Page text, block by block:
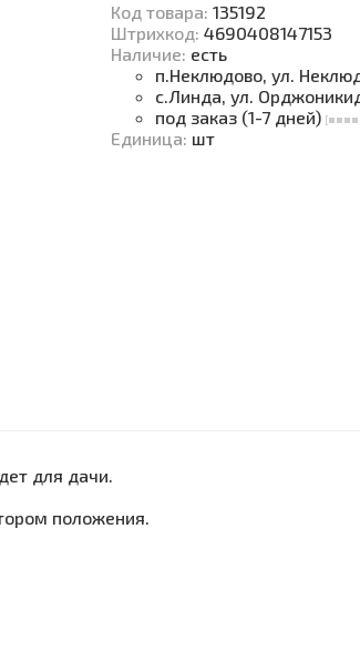
Код товара: 135192
Штрихкод: 4690408147153
Наличие: есть
п.Неклюдово, ул.
с.Линда, ул.
под заказ (1-7 дней)
Единица: шт
для дачи.
положения.